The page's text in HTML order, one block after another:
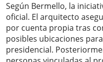
Según Bermello, la
oficial. El arquitecto
por cuenta propia tras
posibles ubicaciones
presidencial.